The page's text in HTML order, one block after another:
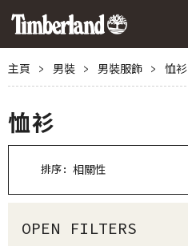
主頁 > 男裝 > 男裝服飾 > 恤衫
恤衫
排序:
OPEN FILTERS